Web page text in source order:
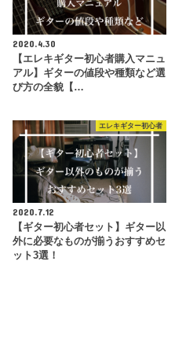
2020.4.30
【エレキギター初心者購入マニュ
アル】ギターの値段や種類など選
び方の全貌【…
エレキギター初心者
2020.7.12
【ギター初心者セット】ギター以
外に必要なものが揃うおすすめセ
ット3選！